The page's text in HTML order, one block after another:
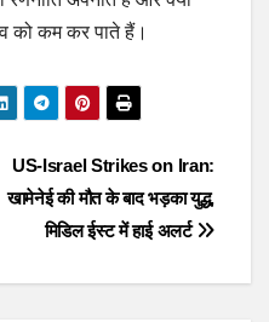
को कम कर पाते हैं।
US-Israel Strikes on Iran:
खामेनेई की मौत के बाद भड़का युद्ध,
मिडिल ईस्ट में हाई अलर्ट